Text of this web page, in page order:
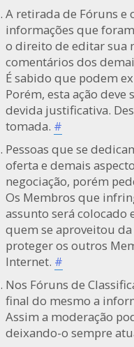
A retirada de Fóruns e
informações que
o direito de editar sua
comentários dos
É sabido que podem
Porém, esta ação
devida justificativa.
tomada. #
Pessoas que se
oferta e demais
negociação, porém
Os Membros que
assunto será colocado
quem se aproveitou
proteger os outros
Internet. #
Nos Fóruns de
final do mesmo a
Assim a moderação
deixando-o sempre